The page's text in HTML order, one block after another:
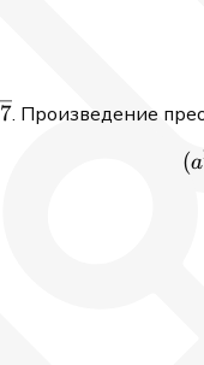
7. Произведение
(a